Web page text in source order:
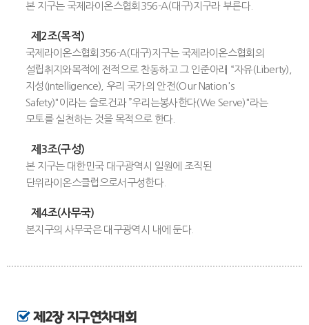
본 지구는 국제라이온스협회356-A(대구)지구라 부른다.
제2조(목적)
국제라이온스협회356-A(대구)지구는 국제라이온스협회의
설립취지와목적에 전적으로 찬동하고 그 인준아래 “자유(Liberty),
지성(Intelligence), 우리 국가의 안전(Our Nation's
Safety)"이라는 슬로건과 ”우리는봉사한다(We Serve)"라는
모토를 실천하는 것을 목적으로 한다.
제3조(구성)
본 지구는 대한민국 대구광역시 일원에 조직된
단위라이온스클럽으로서구성한다.
제4조(사무국)
본지구의 사무국은 대구광역시 내에 둔다.
제2장 지구연차대회